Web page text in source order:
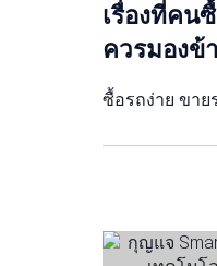
เรื่องที่คน
ควรมองข้
ซื้อรถง่าย ขาย